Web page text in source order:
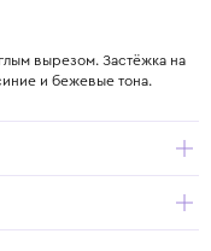
вырезом. Застёжка на
и бежевые тона.